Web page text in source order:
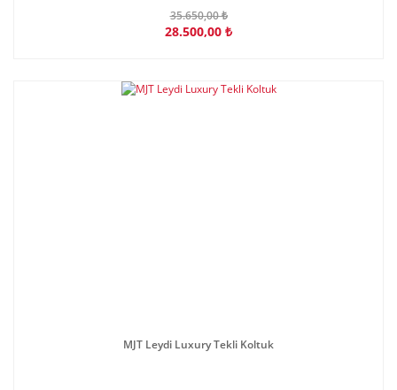
35.650,00 ₺
28.500,00 ₺
MJT Leydi Luxury Tekli Koltuk